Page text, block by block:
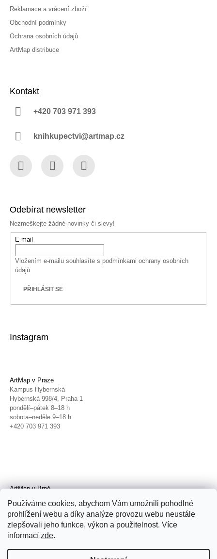
Používáme cookies, abychom Vám umožnili pohodlné
prohlížení webu a díky analýze provozu webu neustále
zlepšovali jeho funkce, výkon a použitelnost. Více
informací zde.
Reklamace a vrácení zboží
Obchodní podmínky
Ochrana osobních údajů
ArtMap distribuce
Kontakt
+420 703 971 393
knihkupectvi@artmap.cz
Odebírat newsletter
Nezmeškejte žádné novinky či slevy!
E-mail
Vložením e-mailu souhlasíte s podmínkami ochrany osobních
údajů
PŘIHLÁSIT SE
Instagram
ArtMap v Praze
Kampus Hybernská
Hybernská 998/4, Praha 1
pondělí–pátek 8–18 h
sobota–neděle 9–18 h
+420 703 971 393
ArtMap v Brně
Radnická 4, Brno
úterý–pátek 11–19 h
sobota 14–19 h
+420 702 152 298